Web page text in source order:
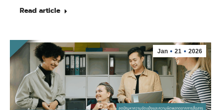
Read article
Jan 21 2026